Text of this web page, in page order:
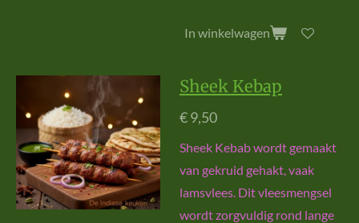
In winkelwagen
Sheek Kebap
€ 9,50
Sheek Kebab wordt gemaakt
van gekruid gehakt, vaak
lamsvlees. Dit vleesmengsel
wordt zorgvuldig rond lange